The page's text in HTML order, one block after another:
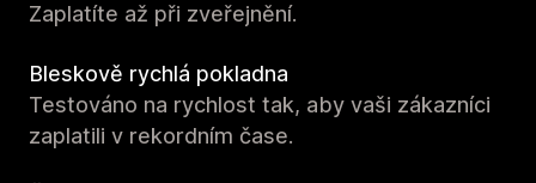
Zaplatíte až při zveřejnění.
Bleskově rychlá pokladna
Testováno na rychlost tak, aby vaši zákazníci
zaplatili v rekordním čase.